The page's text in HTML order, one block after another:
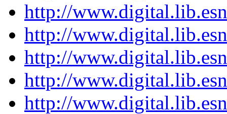
http://
http://
http://
http://
http://